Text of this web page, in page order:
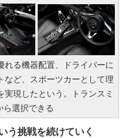
れる機器配置、ドライバーに
など、スポーツカーとして理
現したという。トランスミ
ら選択できる
う挑戦を続けていく